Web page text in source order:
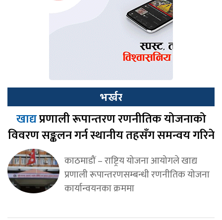
भर्खर
खाद्यप्रणाली रूपान्तरण रणनीतिक योजनाको
विवरण सङ्कलन गर्न स्थानीय तहसँग समन्वय गरिने
काठमाडौं – राष्ट्रिय योजना आयोगले खाद्य
प्रणाली रूपान्तरणसम्बन्धी रणनीतिक योजना
कार्यान्वयनका क्रममा